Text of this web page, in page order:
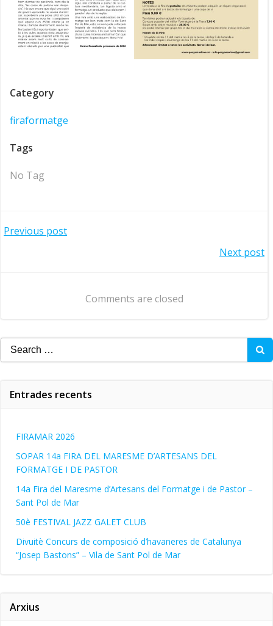
Category
firaformatge
Tags
No Tag
Navegació
Previous post
d'entrades
Next post
Comments are closed
Search
for:
Entrades recents
FIRAMAR 2026
SOPAR 14a FIRA DEL MARESME D’ARTESANS DEL
FORMATGE I DE PASTOR
14a Fira del Maresme d’Artesans del Formatge i de Pastor –
Sant Pol de Mar
50è FESTIVAL JAZZ GALET CLUB
Divuitè Concurs de composició d’havaneres de Catalunya
“Josep Bastons” – Vila de Sant Pol de Mar
Arxius